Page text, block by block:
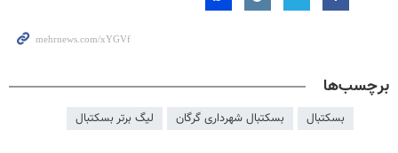
برچسب‌ها
بسکتبال بسکتبال شهرداری گرگان لیگ برتر بسکتبال